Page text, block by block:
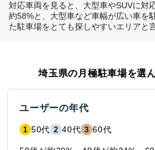
対応車両を見ると、大型車やSUVに対
約58%と、大型車など車幅が広い車を
た駐車場をとても探しやすいエリアと
埼玉県の月極駐車場を選
ユーザーの年代
1 50代 2 40代 3 60代